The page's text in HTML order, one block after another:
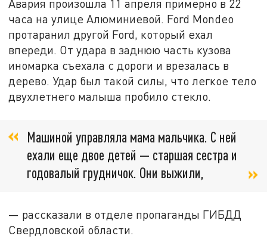
Авария произошла 11 апреля примерно в 22
часа на улице Алюминиевой. Ford Mondeo
протаранил другой Ford, который ехал
впереди. От удара в заднюю часть кузова
иномарка съехала с дороги и врезалась в
дерево. Удар был такой силы, что легкое тело
двухлетнего малыша пробило стекло.
Машиной управляла мама мальчика. С ней
ехали еще двое детей — старшая сестра и
годовалый грудничок. Они выжили,
— рассказали в отделе пропаганды ГИБДД
Свердловской области.